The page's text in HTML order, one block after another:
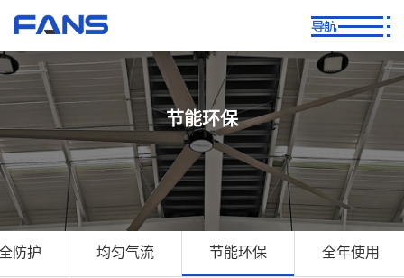
节能环保
防护 均匀气流 节能环保 全年使用